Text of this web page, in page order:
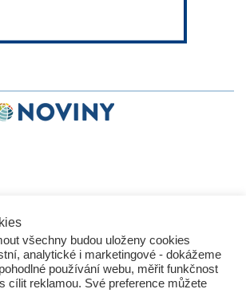
KORPORÁTNÍ BROUCI
KOMUNIKAČNÍ PŘEŠLAPY
NEJLEPŠÍ FIRMY
IN&S PROJEKTY
všechny budou uloženy cookies
analytické i marketingové - dokážeme
používání webu, měřit funkčnost
cílit reklamou. Své preference můžete